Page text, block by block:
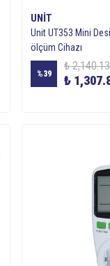
UNIT
Unit UT353 Mini
ölçüm Cihazı
%39
₺ 2,140.13
₺